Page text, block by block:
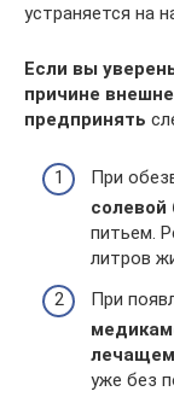
устраняется на
Если вы
причине
предпринять
При
солевой
питьем.
литров
При
уже без